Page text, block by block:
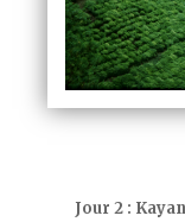
Jour 2 :